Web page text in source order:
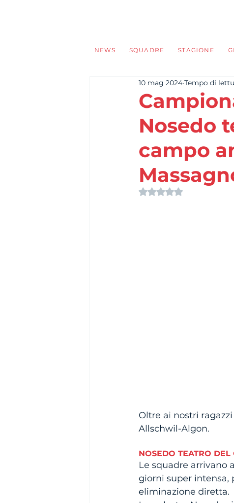
NEWS SQUADRE STAGIONE
Nosedo
campo
10 mag 2024 Tempo di
Valutazione NaN
Oltre ai nostri
Allschwil-Algon.
NOSEDO TEATRO DEL
Le squadre arrivano
giorni super
eliminazione diretta.